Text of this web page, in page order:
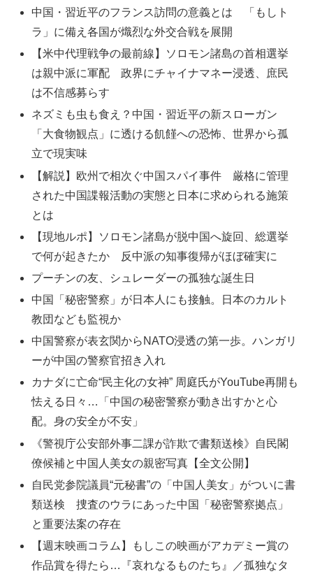
中国・習近平のフランス訪問の意義とは 「もしト
ラ」に備え各国が熾烈な外交合戦を展開
【米中代理戦争の最前線】ソロモン諸島の首相選挙
は親中派に軍配 政界にチャイナマネー浸透、庶民
は不信感募らす
ネズミも虫も食え？中国・習近平の新スローガン
「大食物観点」に透ける飢饉への恐怖、世界から孤
立で現実味
【解説】欧州で相次ぐ中国スパイ事件 厳格に管理
された中国諜報活動の実態と日本に求められる施策
とは
【現地ルポ】ソロモン諸島が脱中国へ旋回、総選挙
で何が起きたか 反中派の知事復帰がほぼ確実に
プーチンの友、シュレーダーの孤独な誕生日
中国「秘密警察」が日本人にも接触。日本のカルト
教団なども監視か
中国警察が表玄関からNATO浸透の第一歩。ハンガリ
ーが中国の警察官招き入れ
カナダに亡命“民主化の女神” 周庭氏がYouTube再開も
怯える日々…「中国の秘密警察が動き出すかと心
配。身の安全が不安」
《警視庁公安部外事二課が詐欺で書類送検》自民閣
僚候補と中国人美女の親密写真【全文公開】
自民党参院議員“元秘書”の「中国人美女」がついに書
類送検 捜査のウラにあった中国「秘密警察拠点」
と重要法案の存在
【週末映画コラム】もしこの映画がアカデミー賞の
作品賞を得たら…『哀れなるものたち』／孤独なタ